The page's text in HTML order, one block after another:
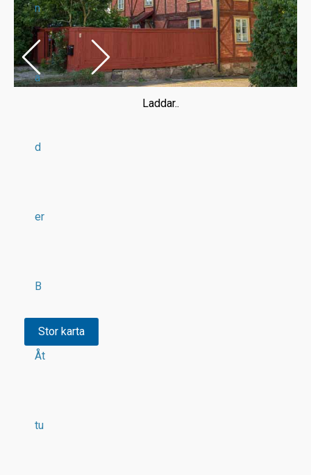
n
a
d
er
B
Åt
tu
Laddar..
Stor karta